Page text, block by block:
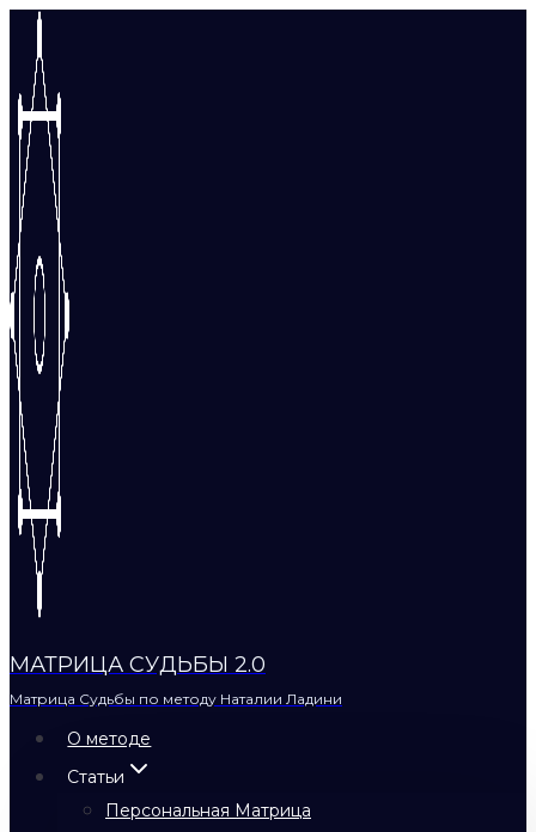
Перейти
содержимому
МАТРИЦА СУДЬБЫ 2.0
Матрица Судьбы по методу Наталии Ладини
О методе
Статьи
Персональная Матрица